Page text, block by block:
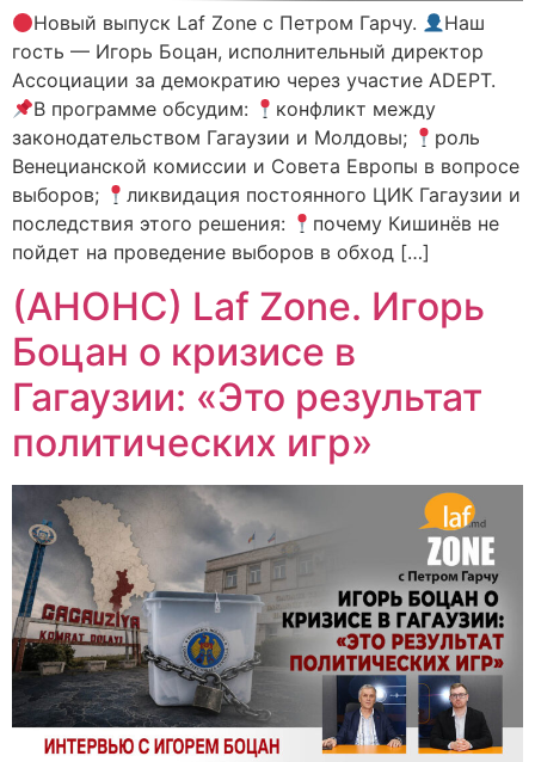
Новый выпуск Laf Zone с Петром Гарчу.
Наш
гость — Игорь Боцан, исполнительный директор
Ассоциации за демократию через участие ADEPT.
В программе обсудим:
конфликт между
законодательством Гагаузии и Молдовы;
роль
Венецианской комиссии и Совета Европы в вопросе
выборов;
ликвидация постоянного ЦИК Гагаузии и
последствия этого решения:
почему Кишинёв не
пойдет на проведение выборов в обход […]
(АНОНС) Laf Zone. Игорь
Боцан о кризисе в
Гагаузии: «Это результат
политических игр»